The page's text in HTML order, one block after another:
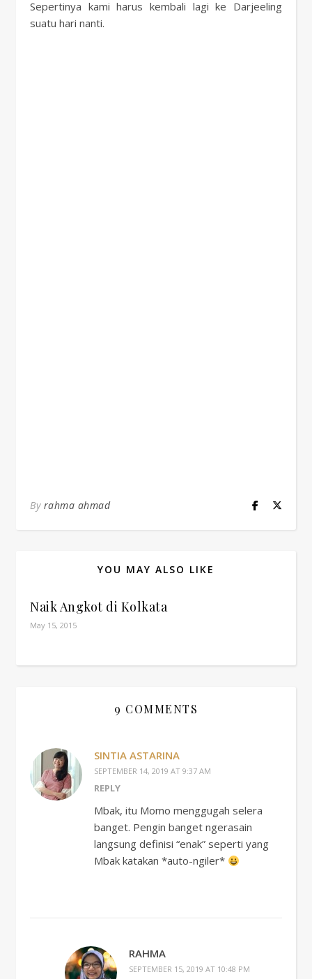
Sepertinya kami harus kembali lagi ke Darjeeling
suatu hari nanti.
By rahma ahmad
YOU MAY ALSO LIKE
Naik Angkot di Kolkata
May 15, 2015
9 COMMENTS
SINTIA ASTARINA
SEPTEMBER 14, 2019 AT 9:37 AM
REPLY
Mbak, itu Momo menggugah selera
banget. Pengin banget ngerasain
langsung definisi “enak” seperti yang
Mbak katakan *auto-ngiler*
RAHMA
SEPTEMBER 15, 2019 AT 10:48 PM